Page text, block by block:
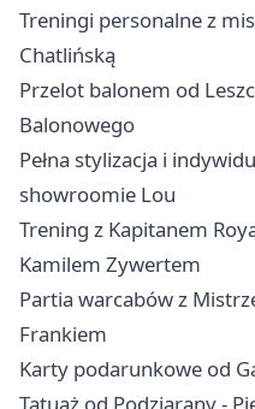
Treningi personalne z
Chatlińską
Przelot balonem od
Balonowego
Pełna stylizacja i
showroomie Lou
Trening z Kapitanem
Kamilem Zywertem
Partia warcabów z
Frankiem
Karty podarunkowe od